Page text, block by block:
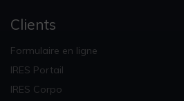
Clients
Formulaire en ligne
IRES Portail
IRES Corpo